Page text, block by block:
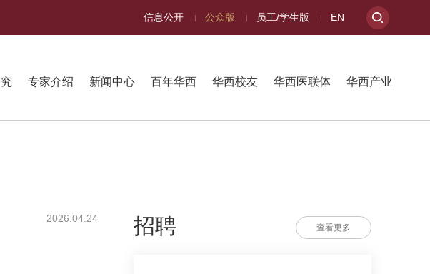
信息公开 公众版 员工/学生版 EN
专家介绍 新闻中心 百年华西 华西校友 华西医联体 华西产业
2026.04.24 招聘 查看更多